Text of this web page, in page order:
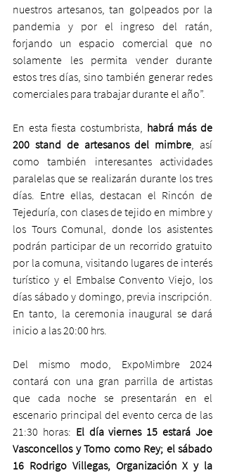
nuestros artesanos, tan golpeados por la
pandemia y por el ingreso del ratán,
forjando un espacio comercial que no
solamente les permita vender durante
estos tres días, sino también generar redes
comerciales para trabajar durante el año”.
En esta fiesta costumbrista, habrá más de
200 stand de artesanos del mimbre , así
como también interesantes actividades
paralelas que se realizarán durante los tres
días. Entre ellas, destacan el Rincón de
Tejeduría, con clases de tejido en mimbre y
los Tours Comunal, donde los asistentes
podrán participar de un recorrido gratuito
por la comuna, visitando lugares de interés
turístico y el Embalse Convento Viejo, los
días sábado y domingo, previa inscripción.
En tanto, la ceremonia inaugural se dará
inicio a las 20:00 hrs.
Del mismo modo, ExpoMimbre 2024
contará con una gran parrilla de artistas
que cada noche se presentarán en el
escenario principal del evento cerca de las
21:30 horas: El día viernes 15 estará Joe
Vasconcellos y Tomo como Rey; el sábado
16 Rodrigo Villegas, Organización X y la